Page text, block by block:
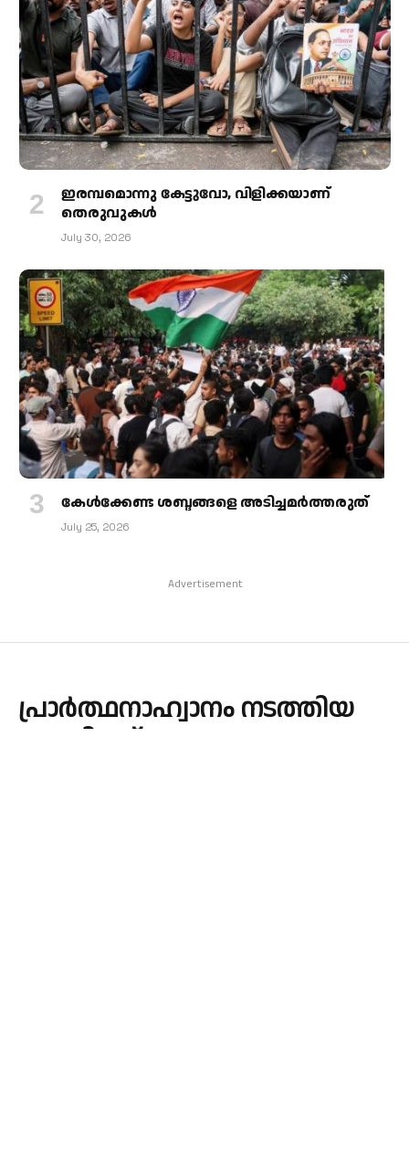
ഇരമ്പമൊന്നു കേട്ടുവോ, വിളിക്കയാണ്
തെരുവുകള്‍
July 30, 2026
കേള്‍ക്കേണ്ട ശബ്ദങ്ങളെ അടിച്ചമര്‍ത്തരുത്
July 25, 2026
Advertisement
പ്രാർത്ഥനാഹ്വാനം നടത്തിയ
എമരിറ്റസ്